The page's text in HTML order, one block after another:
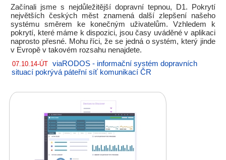
Začínali jsme s nejdůležitější dopravní tepnou, D1. Pokrytí
největších českých měst znamená další zlepšení našeho
systému směrem ke konečným uživatelům. Vzhledem k
pokrytí, které máme k dispozici, jsou časy uváděné v aplikaci
naprosto přesné. Mohu říci, že se jedná o systém, který jinde
v Evropě v takovém rozsahu nenajdete.
07.10.14-ÚT viaRODOS - informační systém dopravních
situací pokrývá páteřní síť komunikací ČR